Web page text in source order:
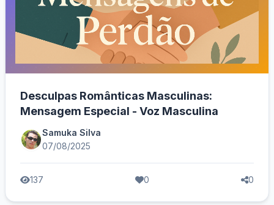
Desculpas Românticas Masculinas:
Mensagem Especial - Voz Masculina
Samuka Silva
07/08/2025
137 0 0